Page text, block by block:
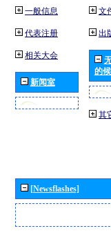
一般信息
代表注册
相关大会
新闻室
文
出
的
其
[Newsflashes]